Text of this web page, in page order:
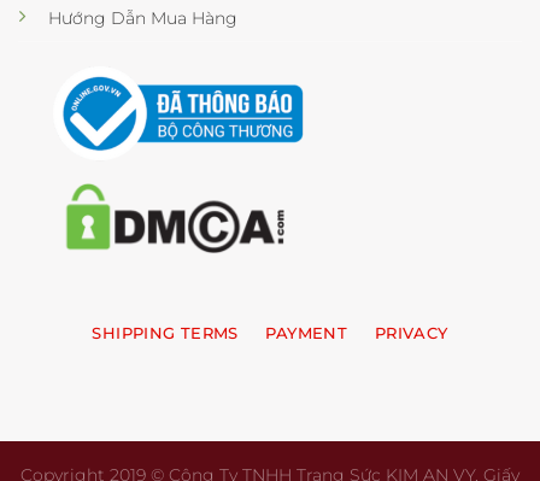
Hướng Dẫn Mua Hàng
SHIPPING TERMS PAYMENT PRIVACY
Copyright 2019 © Công Ty TNHH Trang Sức KIM AN VY. Giấy